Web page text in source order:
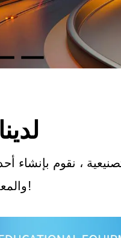
، نقوم بإنشاء
والمعدات تحت الماء!